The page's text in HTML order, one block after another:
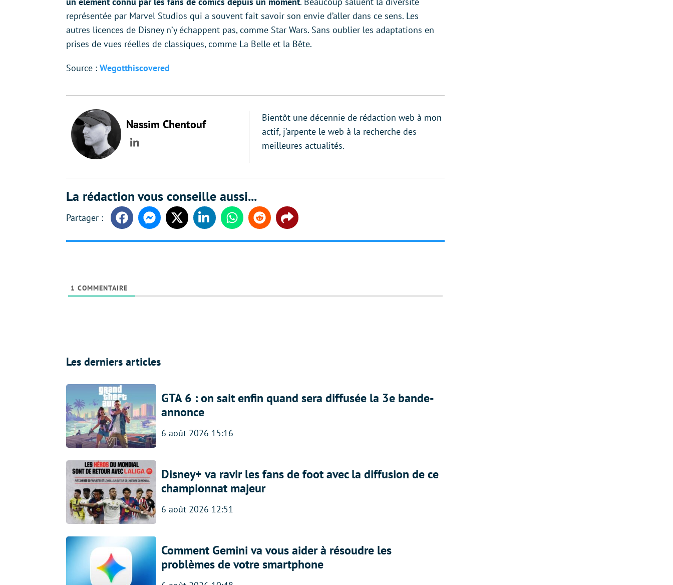
représentée par Marvel Studios qui a souvent fait savoir son envie d’aller dans ce sens. Les
autres licences de Disney n’y échappent pas, comme Star Wars. Sans oublier les adaptations en
prises de vues réelles de classiques, comme La Belle et la Bête.
Source : Wegotthiscovered
Nassim Chentouf
LinkedIn
Bientôt une décennie de rédaction web à mon
actif, j’arpente le web à la recherche des
meilleures actualités.
La rédaction vous conseille aussi...
FacebookMessengerTwitter LinkedinWhatsappReddit Share
1 COMMENTAIRE
Les derniers articles
GTA 6 : on sait enfin quand sera diffusée la 3e bande-
annonce
6 août 2026 15:16
Disney+ va ravir les fans de foot avec la diffusion de ce
championnat majeur
6 août 2026 12:51
Comment Gemini va vous aider à résoudre les
problèmes de votre smartphone